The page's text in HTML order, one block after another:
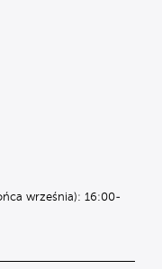
września): 16:00-